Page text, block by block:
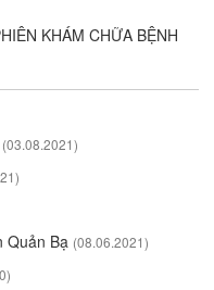
KHÁM CHỮA BỆNH
(03.08.2021)
Quản Bạ (08.06.2021)